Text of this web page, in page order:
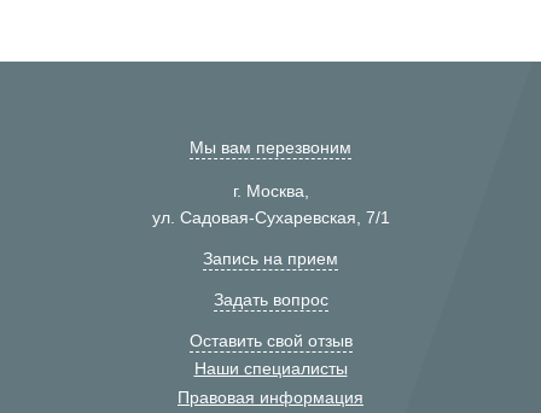
Мы вам перезвоним
г. Москва,
ул. Садовая-Сухаревская, 7/1
Запись на прием
Задать вопрос
Оставить свой отзыв
Наши специалисты
Правовая информация